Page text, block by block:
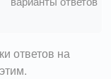
ответов на